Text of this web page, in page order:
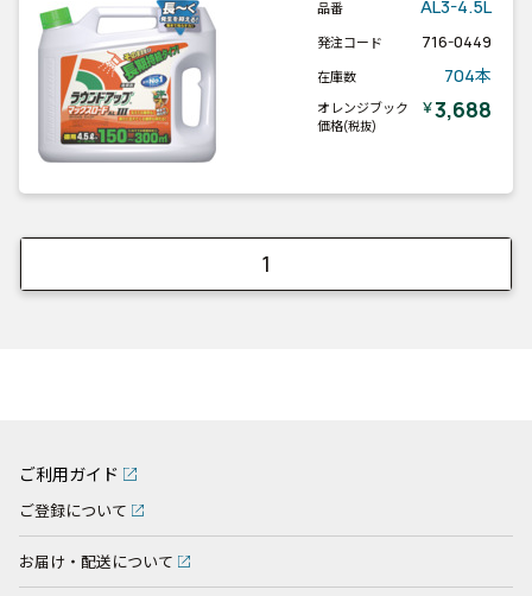
品番 AL3-4.5L
発注コード 716-0449
在庫数 704本
オレンジブック
価格(税抜)
￥3,688
1
ご利用ガイド
ご登録について
お届け・配送について